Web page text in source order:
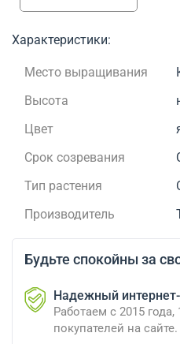
Характеристики:
Место выращивания
Высота
Цвет
Срок созревания
Тип растения
Производитель
Будьте спокойны за
Надежный
Работаем с 2015
покупателей на сайте.